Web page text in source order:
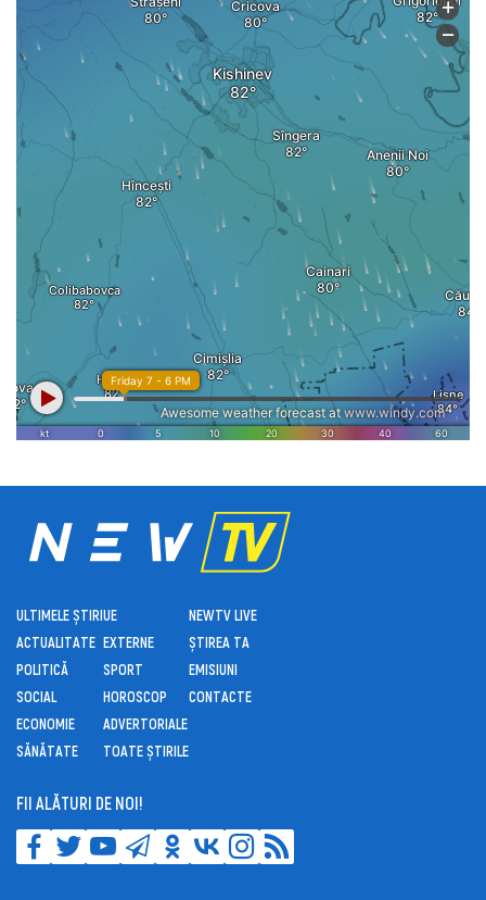
ULTIMELE ȘTIRI
ACTUALITATE
POLITICĂ
SOCIAL
ECONOMIE
SĂNĂTATE
UE
EXTERNE
SPORT
HOROSCOP
ADVERTORIALE
TOATE ȘTIRILE
NEWTV LIVE
ȘTIREA TA
EMISIUNI
CONTACTE
FII ALĂTURI DE NOI!